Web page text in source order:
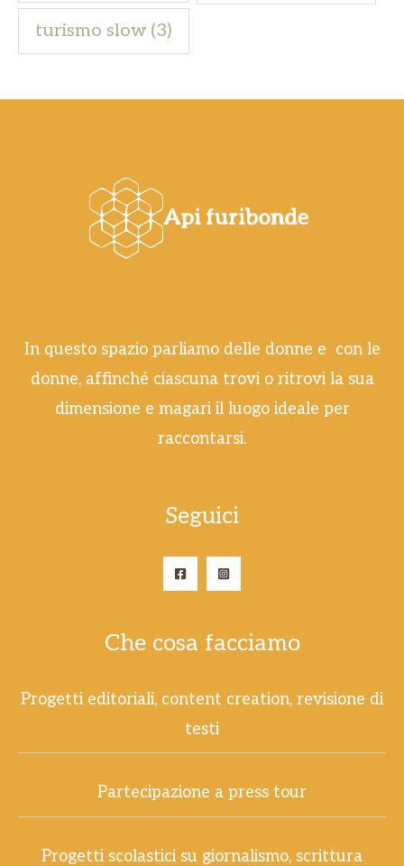
turismo slow(3)
In questo spazio parliamo delle donne e con le
donne, affinché ciascuna trovi o ritrovi la sua
dimensione e magari il luogo ideale per
raccontarsi.
Seguici
Che cosa facciamo
Progetti editoriali, content creation, revisione di
testi
Partecipazione a press tour
Progetti scolastici su giornalismo, scrittura